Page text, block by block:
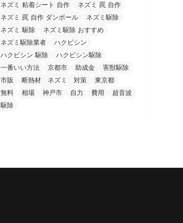
ネズミ 粘着シート 自作
ネズミ 罠 自作
ネズミ 罠 自作 ダンボール
ネズミ駆除
ネズミ 駆除
ネズミ駆除 おすすめ
ネズミ駆除業者
ハクビシン
ハクビシン 駆除
ハクビシン駆除
一番いい方法
京都市 助成金
害獣駆除
市販
断熱材 ネズミ 対策
東京都
無料
相場 神戸市 自力 費用
超音波
駆除